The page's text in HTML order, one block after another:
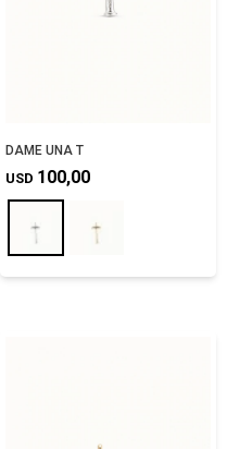
DAME UNA T
USD 100,00